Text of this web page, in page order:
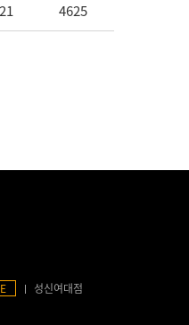
4625
성신여대점